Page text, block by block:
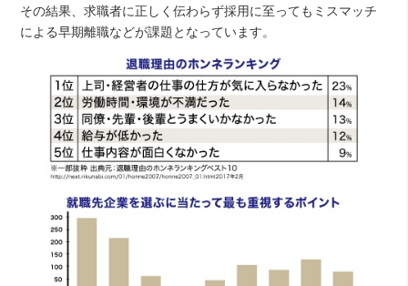
その結果、求職者に正しく伝わらず採用に至ってもミスマッチ
による早期離職などが課題となっています。